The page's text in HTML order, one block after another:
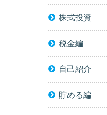
株式投資
税金編
自己紹介
貯める編